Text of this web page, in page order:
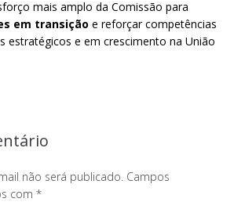
mais amplo da Comissão para
em transição e reforçar competências
estratégicos e em crescimento na União
não será publicado. Campos
com *